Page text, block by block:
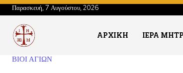
Παρασκευή, 7 Αυγούστου, 2026
ΑΡΧΙΚΗ ΙΕΡΑ
ΒΙΟΙ ΑΓΙΩΝ